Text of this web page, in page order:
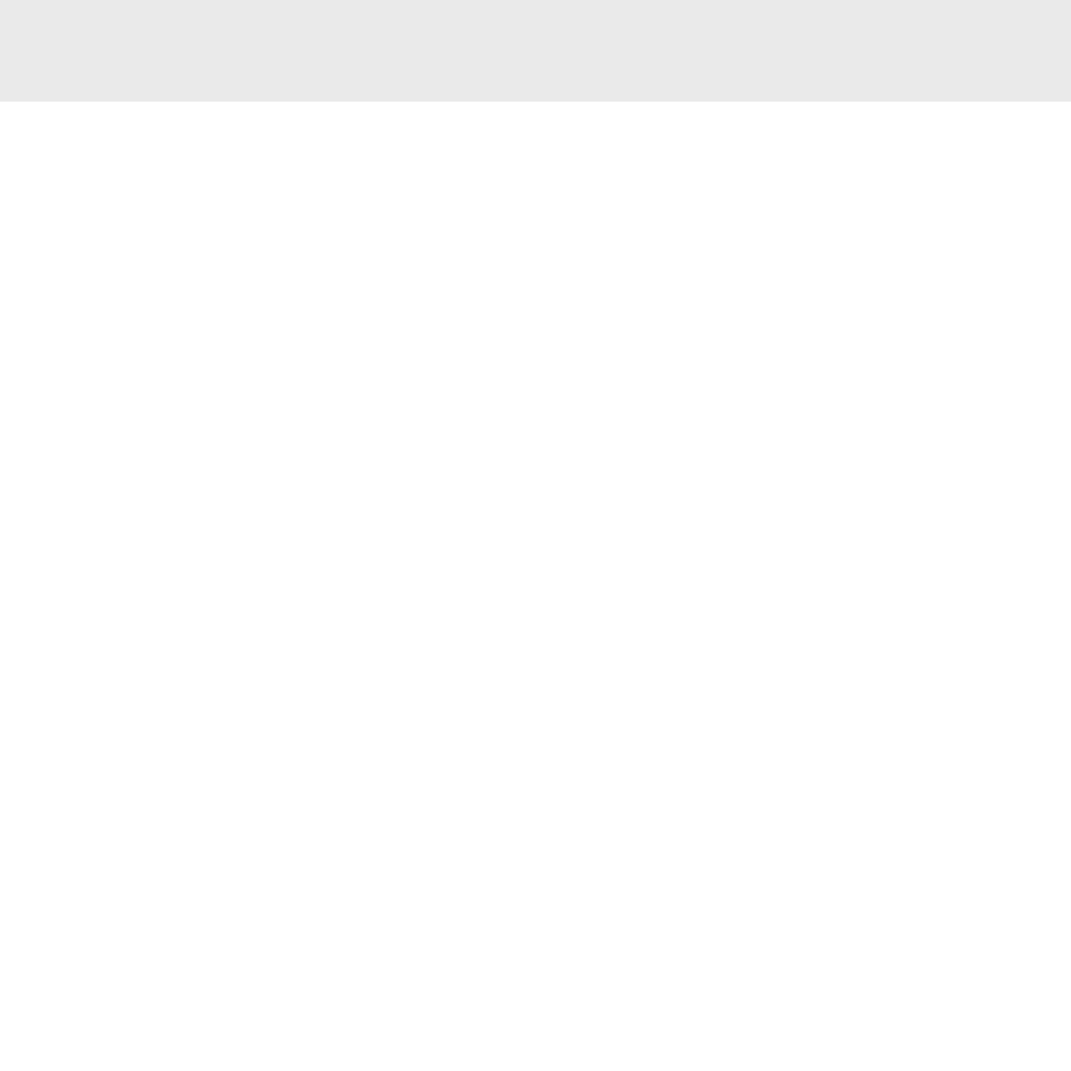
Län, och den största staden i provinsen Värmland i Sverige.
kommunen från och med 2010.